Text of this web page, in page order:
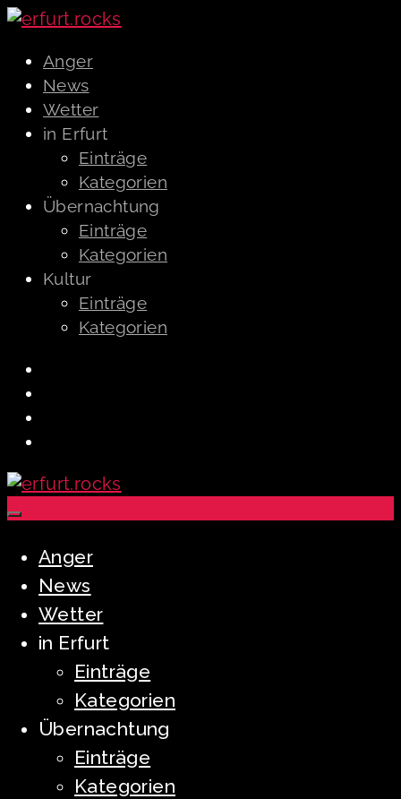
Anger
News
Wetter
in Erfurt
Einträge
Kategorien
Übernachtung
Einträge
Kategorien
Kultur
Einträge
Kategorien
Anger
News
Wetter
in Erfurt
Einträge
Kategorien
Übernachtung
Einträge
Kategorien